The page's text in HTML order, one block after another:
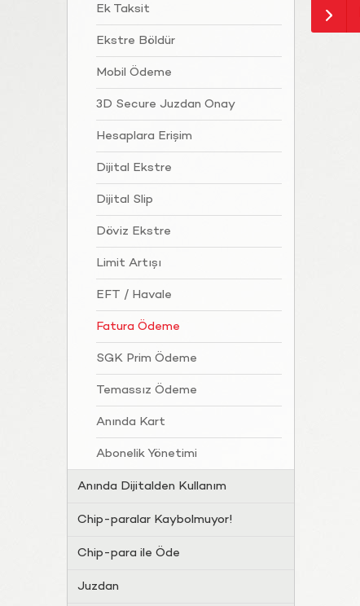
Ek Taksit
Ekstre Böldür
Mobil Ödeme
3D Secure Juzdan Onay
Hesaplara Erişim
Dijital Ekstre
Dijital Slip
Döviz Ekstre
Limit Artışı
EFT / Havale
Fatura Ödeme
SGK Prim Ödeme
Temassız Ödeme
Anında Kart
Abonelik Yönetimi
Anında Dijitalden Kullanım
Chip-paralar Kaybolmuyor!
Chip-para ile Öde
Juzdan